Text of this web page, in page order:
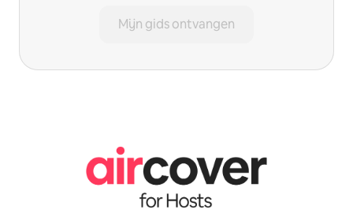
Mijn gids ontvangen